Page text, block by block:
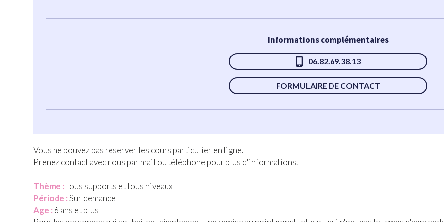
Informations complémentaires
06.82.69.38.13
FORMULAIRE DE CONTACT
Vous ne pouvez pas réserver les cours particulier en ligne.
Prenez contact avec nous par mail ou téléphone pour plus d'informations.
Thème :Tous supports et tous niveaux
Période :Sur demande
Age : 6 ans et plus